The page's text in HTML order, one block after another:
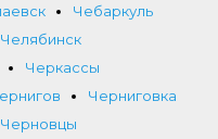
Чебаркуль
Челябинск
Черкассы
Черниговка
Черновцы